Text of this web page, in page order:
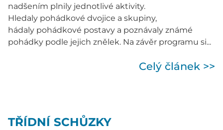
nadšením plnily jednotlivé aktivity.
Hledaly pohádkové dvojice a skupiny,
hádaly pohádkové postavy a poznávaly známé
pohádky podle jejich znělek. Na závěr programu si...
Celý článek >>
TŘÍDNÍ SCHŮZKY